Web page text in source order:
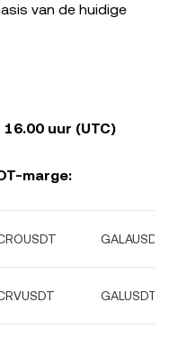
van de huidige
uur (UTC)
marge:
GALAUSDT
GALUSDT